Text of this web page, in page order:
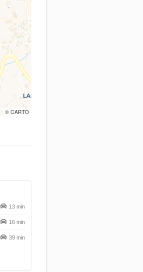
© CARTO
13 min
16 min
39 min